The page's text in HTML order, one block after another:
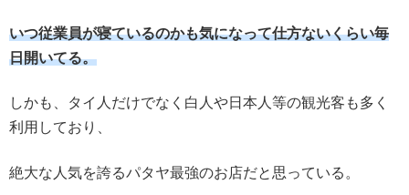
いつ従業員が寝ているのかも気になって仕方ないくらい毎
日開いてる。
しかも、タイ人だけでなく白人や日本人等の観光客も多く
利用しており、
絶大な人気を誇るパタヤ最強のお店だと思っている。